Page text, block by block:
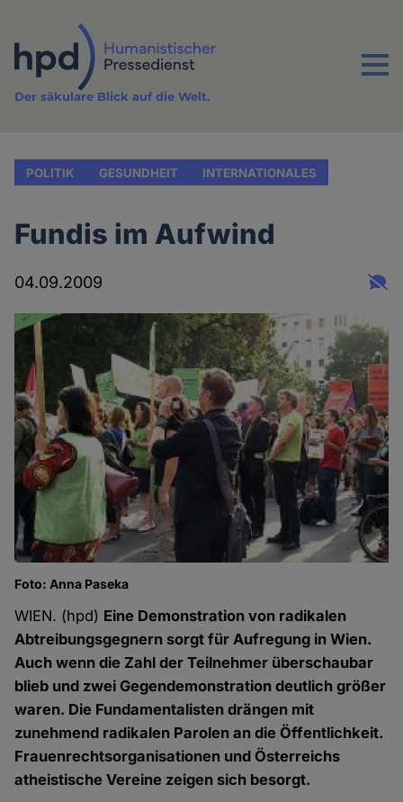
Inhalt
Menu
Der säkulare Blick auf die Welt.
POLITIK GESUNDHEIT INTERNATIONALES
Fundis im Aufwind
04.09.2009
Foto: Anna Paseka
WIEN. (hpd) Eine Demonstration von radikalen
Abtreibungsgegnern sorgt für Aufregung in Wien.
Auch wenn die Zahl der Teilnehmer überschaubar
blieb und zwei Gegendemonstration deutlich größer
waren. Die Fundamentalisten drängen mit
zunehmend radikalen Parolen an die Öffentlichkeit.
Frauenrechtsorganisationen und Österreichs
atheistische Vereine zeigen sich besorgt.